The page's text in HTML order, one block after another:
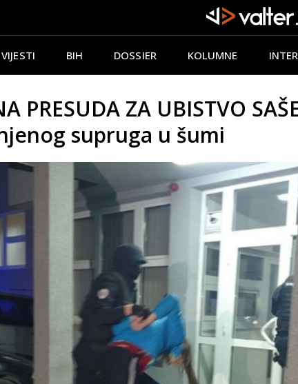
VIJESTI BIH DOSSIER KOLUMNE
PRESUDA ZA UBISTVO
supruga u šumi